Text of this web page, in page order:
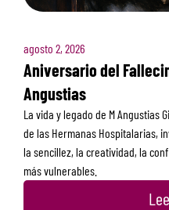
agosto 2, 2026
Aniversario del
Angustias
La vida y legado de M Angustias
de las Hermanas Hospitalarias,
la sencillez, la creatividad, la
más vulnerables.